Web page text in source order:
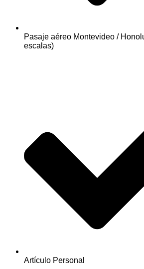
Pasaje aéreo Montevideo /
escalas)
Artículo Personal